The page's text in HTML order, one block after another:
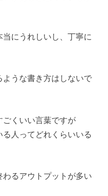
にうれしいし、丁寧に
うな書き方はしないで
ごくいい言葉ですが
人ってどれくらいいる
るアウトプットが多い